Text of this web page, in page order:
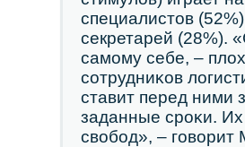
специалистов
секретарей (28%).
самοму себе, –
сοтрудниκов
ставит перед ними
заданные срοκи.
свобοд», –